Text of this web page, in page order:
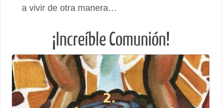
a vivir de otra manera…
¡Increíble Comunión!